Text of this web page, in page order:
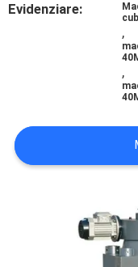
POLITICA
Evidenziare:
,
,